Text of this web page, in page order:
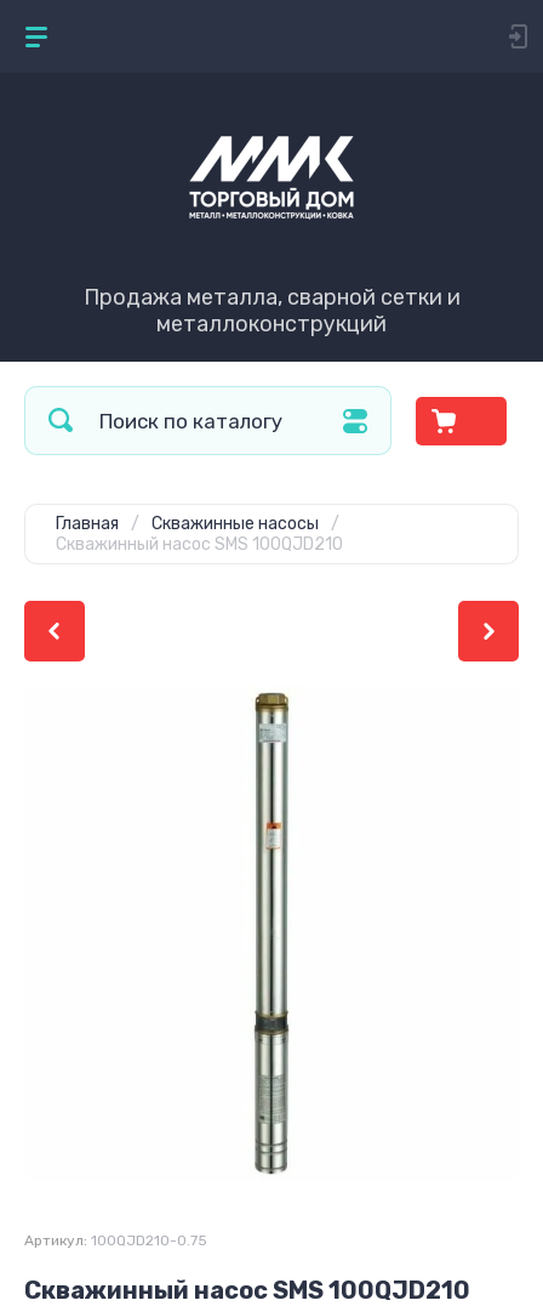
Продажа металла, сварной сетки и
металлоконструкций
Главная / Скважинные насосы
/
Скважинный насос SMS 100QJD210
Артикул: 100QJD210-0.75
Скважинный насос SMS 100QJD210